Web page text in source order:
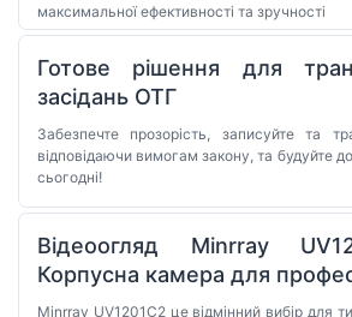
максимальної ефективності та зручності
Готове рішення для
засідань ОТГ
Забезпечте прозорість, записуйте та
відповідаючи вимогам закону, та будуйте
сьогодні!
Відеоогляд Minrray
Корпусна камера для
Minrray UV1201C2 це відмінний вибір для